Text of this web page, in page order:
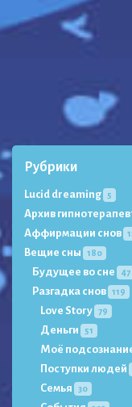
Рубрики
Lucid dreaming 5
Архив
Аффирмации снов
Вещие сны 180
Будущее во сне 47
Разгадка снов 119
Love Story 79
Деньги 51
Моё
Поступки людей
Семья 30